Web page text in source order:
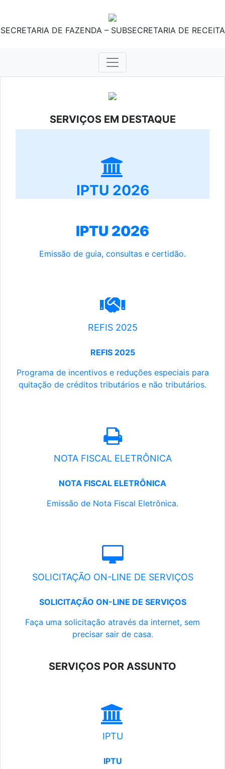
SECRETARIA DE FAZENDA – SUBSECRETARIA DE RECEITA
SERVIÇOS EM DESTAQUE
IPTU 2026
IPTU 2026
Emissão de guia, consultas e certidão.
REFIS 2025
REFIS 2025
Programa de incentivos e reduções especiais para
quitação de créditos tributários e não tributários.
NOTA FISCAL ELETRÔNICA
NOTA FISCAL ELETRÔNICA
Emissão de Nota Fiscal Eletrônica.
SOLICITAÇÃO ON-LINE DE SERVIÇOS
SOLICITAÇÃO ON-LINE DE SERVIÇOS
Faça uma solicitação através da internet, sem
precisar sair de casa.
SERVIÇOS POR ASSUNTO
IPTU
IPTU